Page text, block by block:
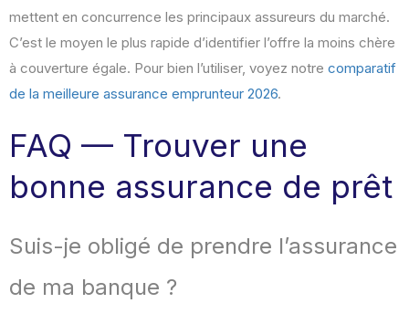
mettent en concurrence les principaux assureurs du marché.
C’est le moyen le plus rapide d’identifier l’offre la moins chère
à couverture égale. Pour bien l’utiliser, voyez notre comparatif
de la meilleure assurance emprunteur 2026.
FAQ — Trouver une
bonne assurance de prêt
Suis-je obligé de prendre l’assurance
de ma banque ?